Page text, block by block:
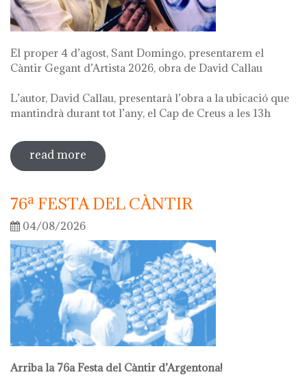
El proper 4 d’agost, Sant Domingo, presentarem el
Càntir Gegant d’Artista 2026, obra de David Callau
L’autor, David Callau, presentarà l’obra a la ubicació que
mantindrà durant tot l’any, el Cap de Creus a les 13h
read more sobre presentació càntir gegant
d'artista
76ª FESTA DEL CÀNTIR
04/08/2026
Arriba la 76a Festa del Càntir d’Argentona!